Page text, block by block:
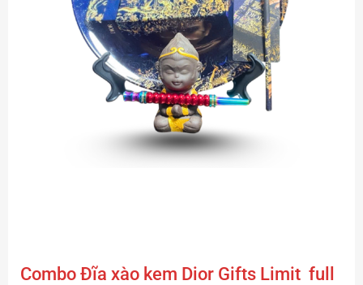
ComboĐĩa xào kem Dior Gifts Limit full